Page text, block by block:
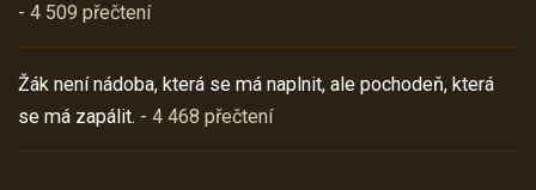
- 4 509 přečtení
Žák není nádoba, která se má naplnit, ale pochodeň, která
se má zapálit. - 4 468 přečtení